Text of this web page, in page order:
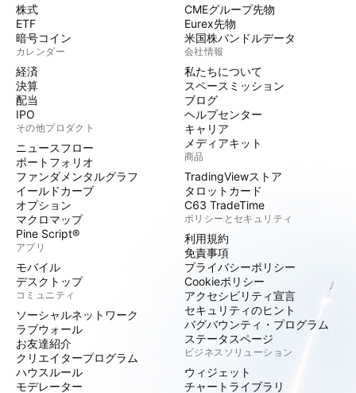
株式
ETF
暗号コイン
カレンダー
経済
決算
配当
IPO
その他プロダクト
ニュースフロー
ポートフォリオ
ファンダメンタルグラフ
イールドカーブ
オプション
マクロマップ
Pine Script®
アプリ
モバイル
デスクトップ
コミュニティ
ソーシャルネットワーク
ラブウォール
お友達紹介
クリエイタープログラム
ハウスルール
モデレーター
CMEグループ先物
Eurex先物
米国株バンドルデータ
会社情報
私たちについて
スペースミッション
ブログ
ヘルプセンター
キャリア
メディアキット
商品
TradingViewストア
タロットカード
C63 TradeTime
ポリシーとセキュリティ
利用規約
免責事項
プライバシーポリシー
Cookieポリシー
アクセシビリティ宣言
セキュリティのヒント
バグバウンティ・プログラム
ステータスページ
ビジネスソリューション
ウィジェット
チャートライブラリ